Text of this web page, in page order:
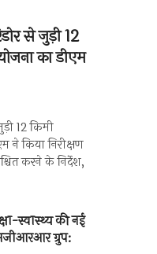
से जुड़ी 12
का डीएम
12 किमी
ने किया निरीक्षण
करने के निर्देश,
स्वास्थ्य की नई
ग्रुप: